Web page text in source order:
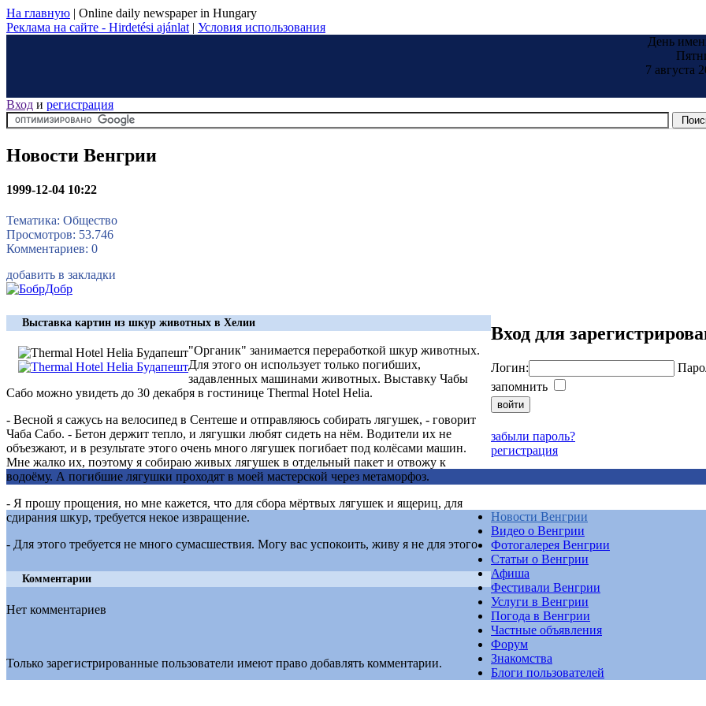
На главную | Online daily newspaper in Hungary
Реклама на сайте - Hirdetési ajánlat | Условия использования
День
7 августа
Вход и регистрация
Новости Венгрии
1999-12-04 10:22
Тематика: Общество
Просмотров: 53.746
Комментариев: 0
добавить в закладки
Выставка картин из шкур животных в Хелии
"Органик" занимается переработкой шкур животных.
Для этого он использует только погибших,
задавленных машинами животных. Выставку Чабы
Сабо можно увидеть до 30 декабря в гостинице Thermal Hotel Helia.
- Весной я сажусь на велосипед в Сентеше и отправляюсь собирать лягушек, - говорит
Чаба Сабо. - Бетон держит тепло, и лягушки любят сидеть на нём. Водители их не
объезжают, и в результате этого очень много лягушек погибает под колёсами машин.
Мне жалко их, поэтому я собираю живых лягушек в отдельный пакет и отвожу к
водоёму. А погибшие лягушки проходят в моей мастерской через метаморфоз.
- Я прошу прощения, но мне кажется, что для сбора мёртвых лягушек и ящериц, для
сдирания шкур, требуется некое извращение.
- Для этого требуется не много сумасшествия. Могу вас успокоить, живу я не для этого
Комментарии
Нет комментариев
Только зарегистрированные пользователи имеют право добавлять комментарии.
Вход для
Логин:
запомнить
забыли пароль?
регистрация
Новости Венгрии
Видео о Венгрии
Фотогалерея Венгрии
Статьи о Венгрии
Афиша
Фестивали Венгрии
Услуги в Венгрии
Погода в Венгрии
Частные объявления
Форум
Знакомства
Блоги пользователей